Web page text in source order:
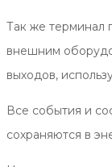
Так же терминал
внешним
выходов,
Все события и
сохраняются в